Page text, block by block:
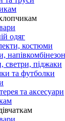
одяг
костюми
светри, піджаки
та футболки
та аксесуари